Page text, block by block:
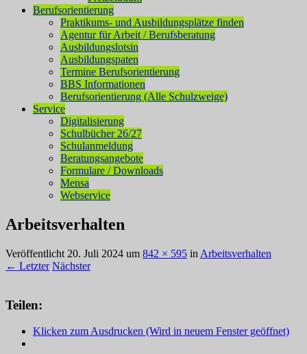
Berufsorientierung
Praktikums- und Ausbildungsplätze finden
Agentur für Arbeit / Berufsberatung
Ausbildungslotsin
Ausbildungspaten
Termine Berufsorientierung
BBS Informationen
Berufsorientierung (Alle Schulzweige)
Service
Digitalisierung
Schulbücher 26/27
Schulanmeldung
Beratungsangebote
Formulare / Downloads
Mensa
Webservice
Arbeitsverhalten
Veröffentlicht 20. Juli 2024 um 842 × 595 in Arbeitsverhalten
← Letzter Nächster
Teilen:
Klicken zum Ausdrucken (Wird in neuem Fenster geöffnet)